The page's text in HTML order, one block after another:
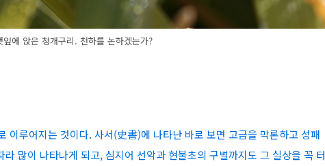
잎에 앉은 청개구리. 천하를 논하겠는가?
이루어지는 것이다. 사서(史書)에 나타난 바로 보면 고금을 막론하고 성패
많이 나타나게 되고, 심지어 선악과 현불초의 구별까지도 그 실상을 꼭 터